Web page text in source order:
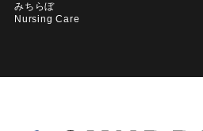
みちらぼ
Nursing Care